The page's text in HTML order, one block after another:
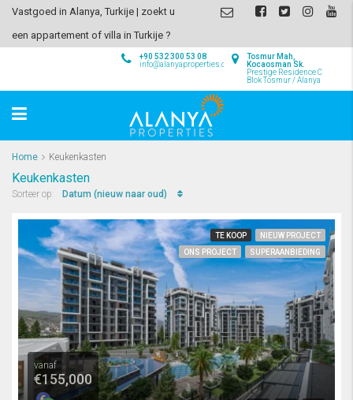
Vastgoed in Alanya, Turkije | zoekt u
een appartement of villa in Turkije ?
Tosmur Mah,
Kocaosman Sk.
Prestige Residence C
Blok Tosmur / Alanya
+90 532 300 53 08
info@alanyaproperties.com
Home Keukenkasten
Keukenkasten
Sorteer op: Datum (nieuw naar oud)
TE KOOP
NIEUW PROJECT
ONS PROJECT
SUPERAANBIEDING
vanaf
€155,000